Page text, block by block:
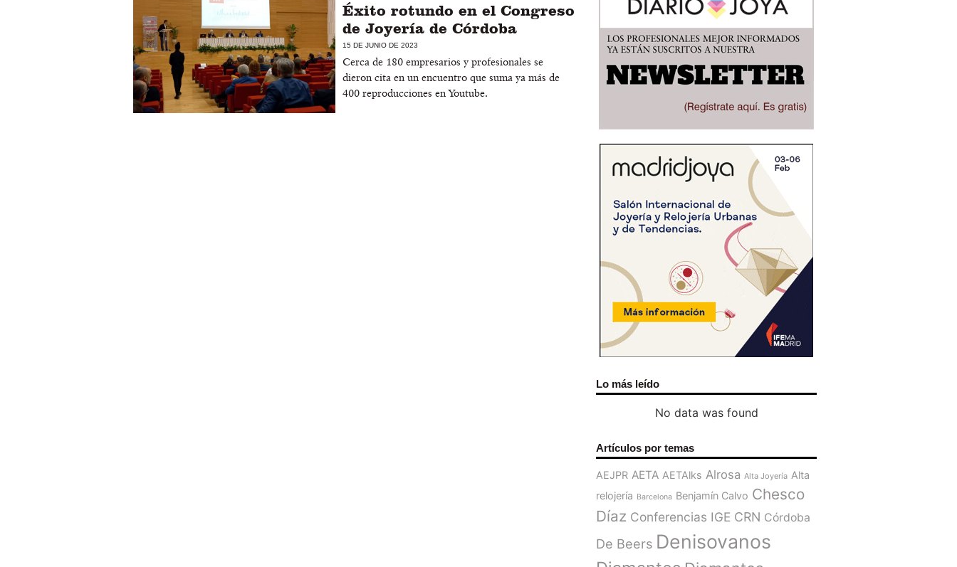
Éxito rotundo en el Congreso
de Joyería de Córdoba
15 DE JUNIO DE 2023
Cerca de 180 empresarios y profesionales se
dieron cita en un encuentro que suma ya más de
400 reproducciones en Youtube.
Lo más leído
No data was found
Artículos por temas
AEJPR AETA AETAlks Alrosa Alta Joyería Alta
relojería Barcelona Benjamín Calvo Chesco
Díaz Conferencias IGE CRN Córdoba
De Beers Denisovanos